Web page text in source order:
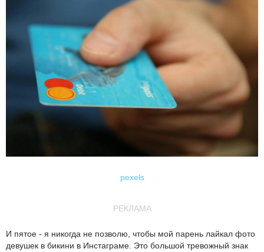
pexels
РЕКЛАМА
И пятое - я никогда не позволю, чтобы мой парень лайкал фото
девушек в бикини в Инстаграме. Это большой тревожный знак